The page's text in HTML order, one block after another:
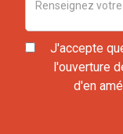
J'accepte
l'ouverture
d'en